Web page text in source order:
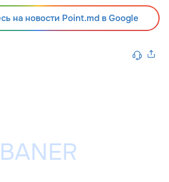
на новости Point.md в Google